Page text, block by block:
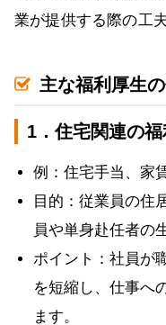
業が提供する際の工
主な福利厚生
1．住宅関連の
例：住宅手当、家
目的：従業員の住
員や単身赴任者の
ポイント：社員が
を短縮し、仕事へ
ます。